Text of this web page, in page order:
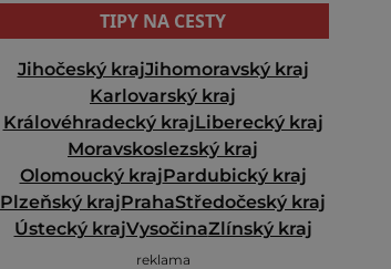
TIPY NA CESTY
Jihočeský krajJihomoravský kraj
Karlovarský kraj
Královéhradecký krajLiberecký kraj
Moravskoslezský kraj
Olomoucký krajPardubický kraj
Plzeňský krajPrahaStředočeský kraj
Ústecký krajVysočinaZlínský kraj
reklama